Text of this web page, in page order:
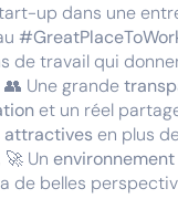
up dans une
de travail qui
Une grande
et un réel
en plus
🚀 Un
de belles